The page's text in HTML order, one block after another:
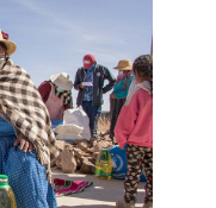
مساعدات
التنمية الاجتماعية
المنحة القطرية
الاونروا
اللاجئين
فلسطين
Articles 🌐